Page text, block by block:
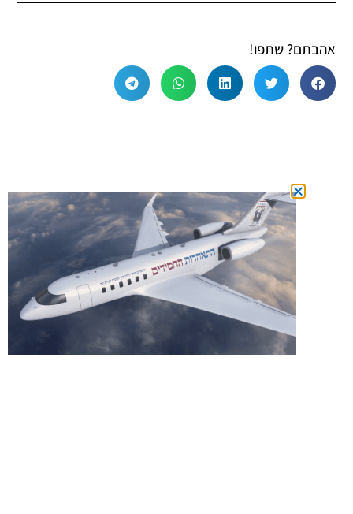
אהבתם? שתפו!